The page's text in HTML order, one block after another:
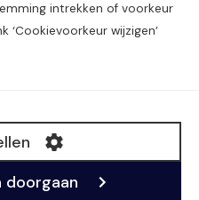
KvK: 17093271
intrekken of voorkeur
‘Cookievoorkeur wijzigen’